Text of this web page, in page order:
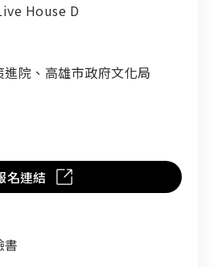
House D
院、高雄市政府文化局
名連結
書